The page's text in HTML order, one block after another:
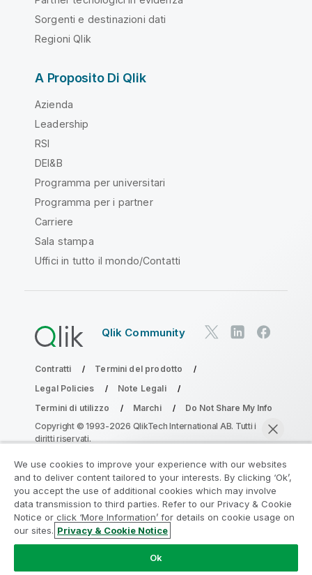
Sorgenti e destinazioni dati
Regioni Qlik
A Proposito Di Qlik
Azienda
Leadership
RSI
DEI&B
Programma per universitari
Programma per i partner
Carriere
Sala stampa
Uffici in tutto il mondo/Contatti
Qlik Community
Contratti
Termini del prodotto
Legal Policies
Note Legali
Termini di utilizzo
Marchi
Do Not Share My Info
Copyright © 1993-2026 QlikTech International AB. Tutti i
diritti riservati.
Partecipa al programma Analytics
Modernization
Modernizza senza compromettere le tue preziose app
QlikView con il programma Analytics Modernization.
clic qui
We use cookies to improve your experience with our websites
and to deliver content tailored to your interests. By clicking ‘Ok’,
you accept the use of additional cookies which may involve
data transmission to third parties. Refer to our Privacy & Cookie
Notice or click ‘More Information’ for details on cookie usage on
our sites. Privacy & Cookie Notice
Ok